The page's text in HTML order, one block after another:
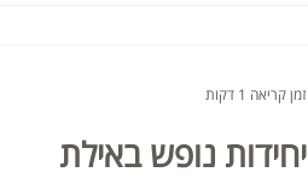
יחידות נופש באילת
זמן קריאה 1 דקות